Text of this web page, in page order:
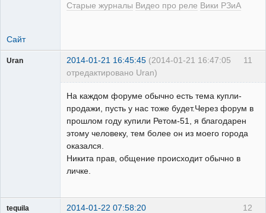
Старые журналы Видео про реле Вики РЗиА
Сайт
11
Uran 2014-01-21 16:45:45 (2014-01-21 16:47:05
отредактировано Uran)
На каждом форуме обычно есть тема купли-
продажи, пусть у нас тоже будет.Через форум в
прошлом году купили Ретом-51, я благодарен
этому человеку, тем более он из моего города
оказался.
Никита прав, общение происходит обычно в
личке.
12
tequila 2014-01-22 07:58:20